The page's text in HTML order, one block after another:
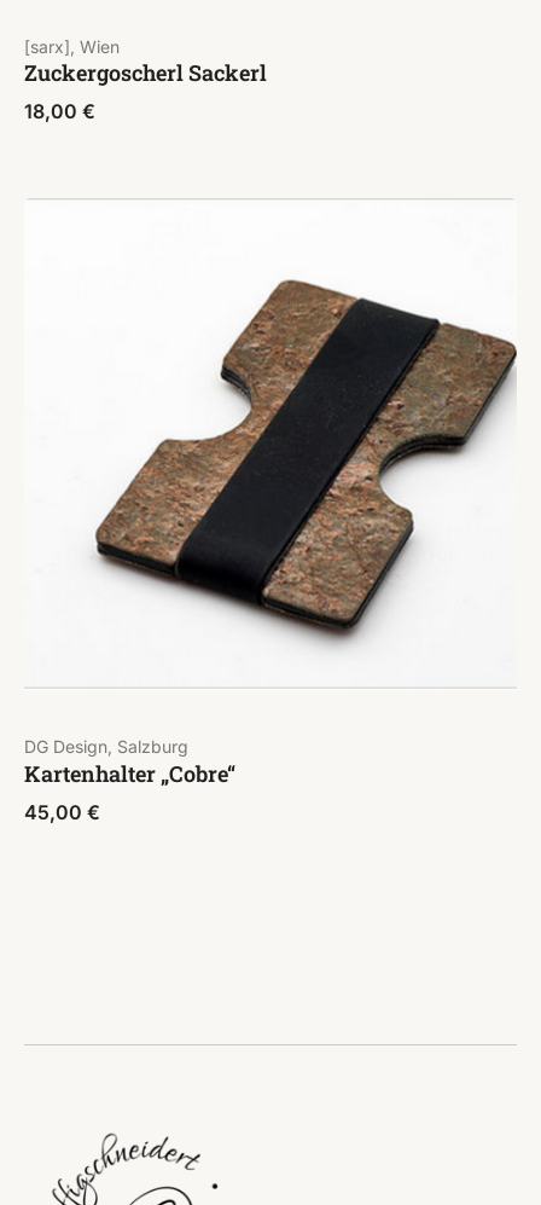
[sarx], Wien
Zuckergoscherl Sackerl
18,00 €
DG Design, Salzburg
Kartenhalter „Cobre“
45,00 €